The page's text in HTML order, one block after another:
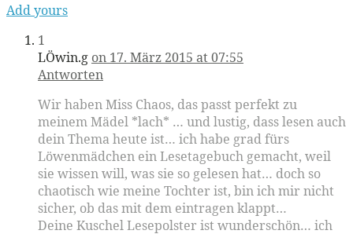
Add yours
1
LÖwin.g on 17. März 2015 at 07:55
Antworten
Wir haben Miss Chaos, das passt perfekt zu
meinem Mädel *lach* … und lustig, dass lesen auch
dein Thema heute ist… ich habe grad fürs
Löwenmädchen ein Lesetagebuch gemacht, weil
sie wissen will, was sie so gelesen hat… doch so
chaotisch wie meine Tochter ist, bin ich mir nicht
sicher, ob das mit dem eintragen klappt…
Deine Kuschel Lesepolster ist wunderschön… ich